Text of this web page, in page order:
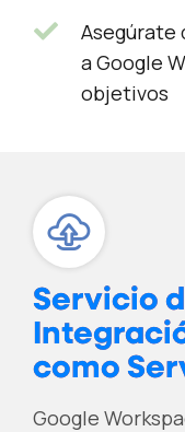
a Google
objetivos
Servicio
como
Google